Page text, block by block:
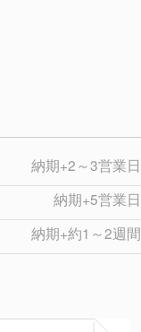
納期+2～3営業日
納期+5営業日
納期+約1～2週間